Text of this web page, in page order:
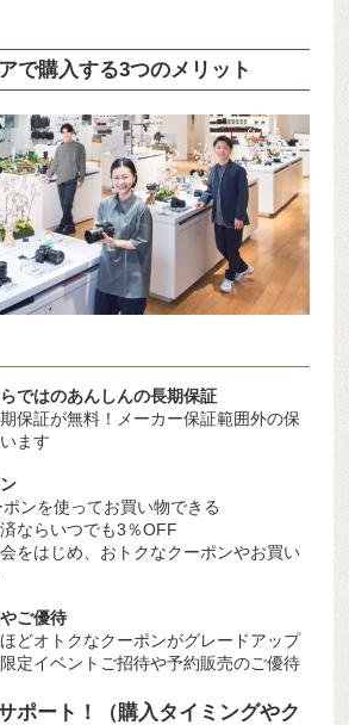
で購入する3つのメリット
ではのあんしんの長期保証
保証が無料！メーカー保証範囲外の保
ます
ポンを使ってお買い物できる
ならいつでも3％OFF
をはじめ、おトクなクーポンやお買い
ご優待
どオトクなクーポンがグレードアップ
定イベントご招待や予約販売のご優待
ポート！（購入タイミングやク